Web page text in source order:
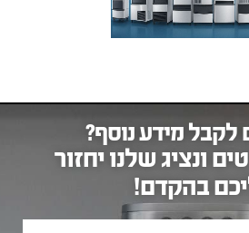
לקבל מידע נוסף?
ונציג שלנו יחזור
בהקדם!